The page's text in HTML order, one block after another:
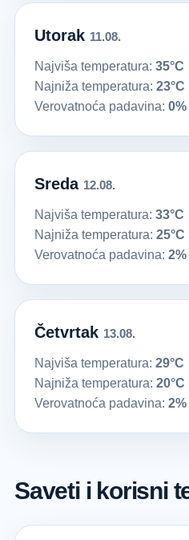
Utorak 11.08.
Najviša temperatura: 35°C
Najniža temperatura: 23°C
Verovatnoća padavina: 0%
Sreda 12.08.
Najviša temperatura: 33°C
Najniža temperatura: 25°C
Verovatnoća padavina: 2%
Četvrtak 13.08.
Najviša temperatura: 29°C
Najniža temperatura: 20°C
Verovatnoća padavina: 2%
Saveti i korisni